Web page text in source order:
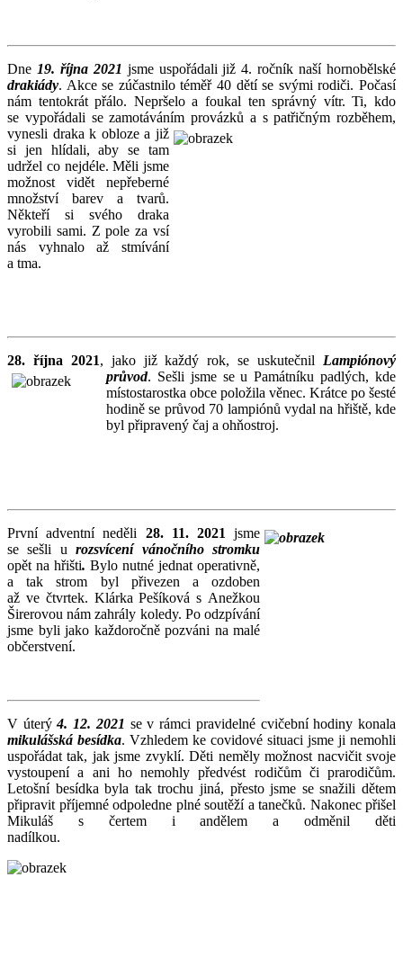
Dne 19. října 2021 jsme uspořádali již 4. ročník naší hornobělské
drakiády. Akce se zúčastnilo téměř 40 dětí se svými rodiči. Počasí
nám tentokrát přálo. Nepršelo a foukal ten správný vítr. Ti, kdo
se vypořádali se zamotáváním provázků a s patřičným rozběhem,
vynesli draka k obloze a již
si jen hlídali, aby se tam
udržel co nejdéle. Měli jsme
možnost vidět nepřeberné
množství barev a tvarů.
Někteří si svého draka
vyrobili sami. Z pole za vsí
nás vyhnalo až stmívání
a tma.
28. října 2021, jako již každý rok, se uskutečnil Lampiónový
průvod. Sešli jsme se u Památníkupadlých, kde
místostarostka obce položila věnec. Krátce po šesté
hodině se průvod 70 lampiónů vydal na hřiště, kde
byl připravený čaj a ohňostroj.
První adventní neděli 28. 11. 2021
jsme
se sešli urozsvícení vánočního stromku
opět na hřišti. Bylo nutné jednat operativně,
a tak strom byl přivezen a ozdoben
až ve čtvrtek. Klárka Pešíková s Anežkou
Širerovou nám zahrály koledy. Po odzpívání
jsme byli jako každoročně pozváni na malé
občerstvení.
V úterý4. 12. 2021 se v rámci pravidelné cvičební hodiny konala
mikulášská besídka. Vzhledem ke covidové situaci jsme ji nemohli
uspořádat tak, jak jsme zvyklí. Děti neměly možnost nacvičit svoje
vystoupení a ani ho nemohly předvést rodičům či prarodičům.
Letošní besídka byla tak trochu jiná, přesto jsme se snažili dětem
připravit příjemné odpoledne plné soutěží a tanečků. Nakonec přišel
Mikuláš s čertem i andělem a odměnil děti
nadílkou.